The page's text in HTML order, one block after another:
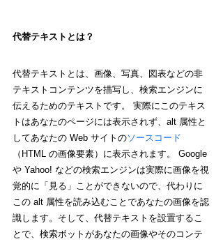
代替テキストとは？
代替テキストとは、画像、写真、図表などの非
テキストコンテンツを描写し、検索エンジンに
伝えるためのテキストです。 実際にこのテキス
トはあなたのページには表示されず、alt 属性と
してあなたの Web サイトのソースコード
（HTML の画像要素）に表示されます。 Google
や Yahoo! などの検索エンジンは実際に画像を視
覚的に「見る」ことができないので、代わりに
この alt 属性を読み込むことであなたの画像を認
識します。そして、代替テキストを設置するこ
とで、検索ボットがあなたの画像やそのコンテ